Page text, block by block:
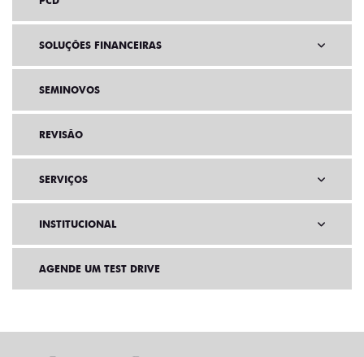
SOLUÇÕES FINANCEIRAS
SEMINOVOS
REVISÃO
SERVIÇOS
INSTITUCIONAL
AGENDE UM TEST DRIVE